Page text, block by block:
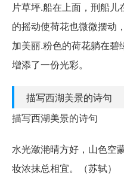
片草坪.船在上面，刑船
的摇动使荷花也微微摆动
加美丽.粉色的荷花躺在碧
增添了一份光彩。
描写西湖美景的诗句
描写西湖美景的诗句
水光潋滟晴方好，山色空
妆浓抹总相宜。（苏轼）